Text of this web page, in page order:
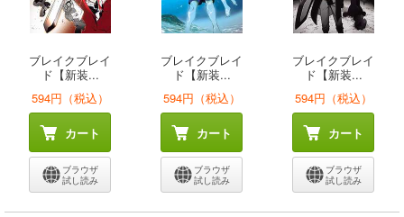
ブレイクブレイ
ド【新装...
594円（税込）
カート
ブラウザ
試し読み
ブレイクブレイ
ド【新装...
594円（税込）
カート
ブラウザ
試し読み
ブレイクブレイ
ド【新装...
594円（税込）
カート
ブラウザ
試し読み